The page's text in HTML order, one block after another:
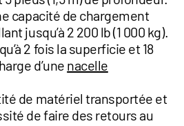
capacité de chargement
jusqu’à 2 200 lb (1 000 kg).
2 fois la superficie et 18
d’une nacelle
de matériel transportée et
de faire des retours au